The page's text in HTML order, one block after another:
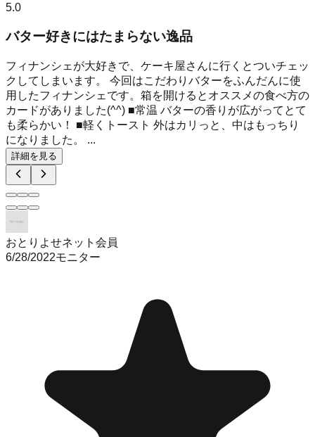
5.0
バター好きにはたまらない逸品
フィナンシェが大好きで、ケーキ屋さんに行くとついチェッ
クしてしまいます。 今回はこだわりバターをふんだんに使
用したフィナンシェです。箱を開けるとオススメの食べ方の
カードがありました(^^) ■常温 バターの香りが広がってとて
も柔らかい！ ■軽くトースト 外はカリっと、中はもっちり
になりました。 ...
詳細を見る
おとりよせネット会員
6/28/2022モニター